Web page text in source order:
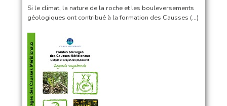
Si le climat, la nature de la roche et les bouleversements
géologiques ont contribué à la formation des Causses (…)